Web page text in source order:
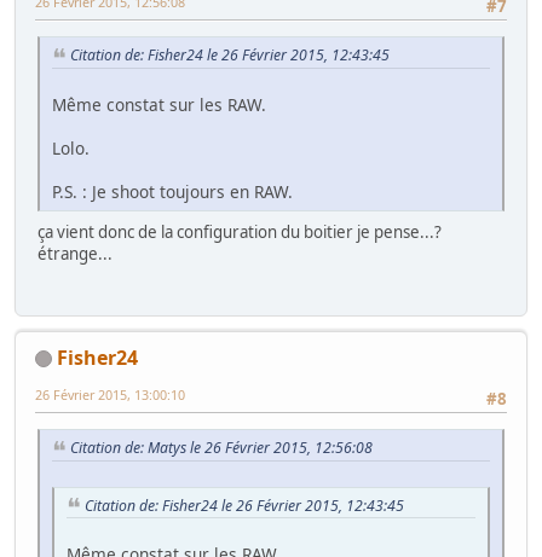
#7
Citation de: Fisher24 le 26 Février 2015, 12:43:45
Même constat sur les RAW.
Lolo.
P.S. : Je shoot toujours en RAW.
ça vient donc de la configuration du boitier je pense...?
étrange...
Fisher24
#8
26 Février 2015, 13:00:10
Citation de: Matys le 26 Février 2015, 12:56:08
Citation de: Fisher24 le 26 Février 2015, 12:43:45